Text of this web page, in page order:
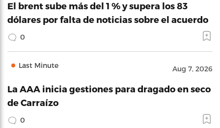
El brent sube más del 1 % y supera los 83
dólares por falta de noticias sobre el acuerdo
0
Last Minute Aug 7, 2026
La AAA inicia gestiones para dragado en seco
de Carraízo
0